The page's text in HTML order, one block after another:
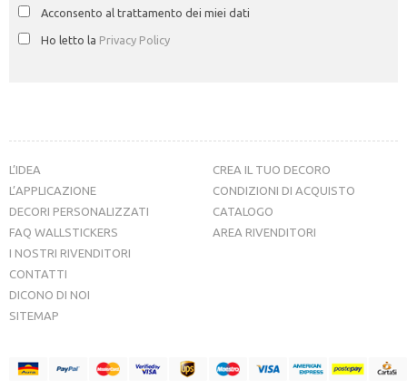
Acconsento al trattamento dei miei dati
Ho letto la Privacy Policy
L’IDEA
L’APPLICAZIONE
DECORI PERSONALIZZATI
FAQ WALLSTICKERS
CREA IL TUO DECORO
CONDIZIONI DI ACQUISTO
CATALOGO
AREA RIVENDITORI
I NOSTRI RIVENDITORI
CONTATTI
DICONO DI NOI
SITEMAP